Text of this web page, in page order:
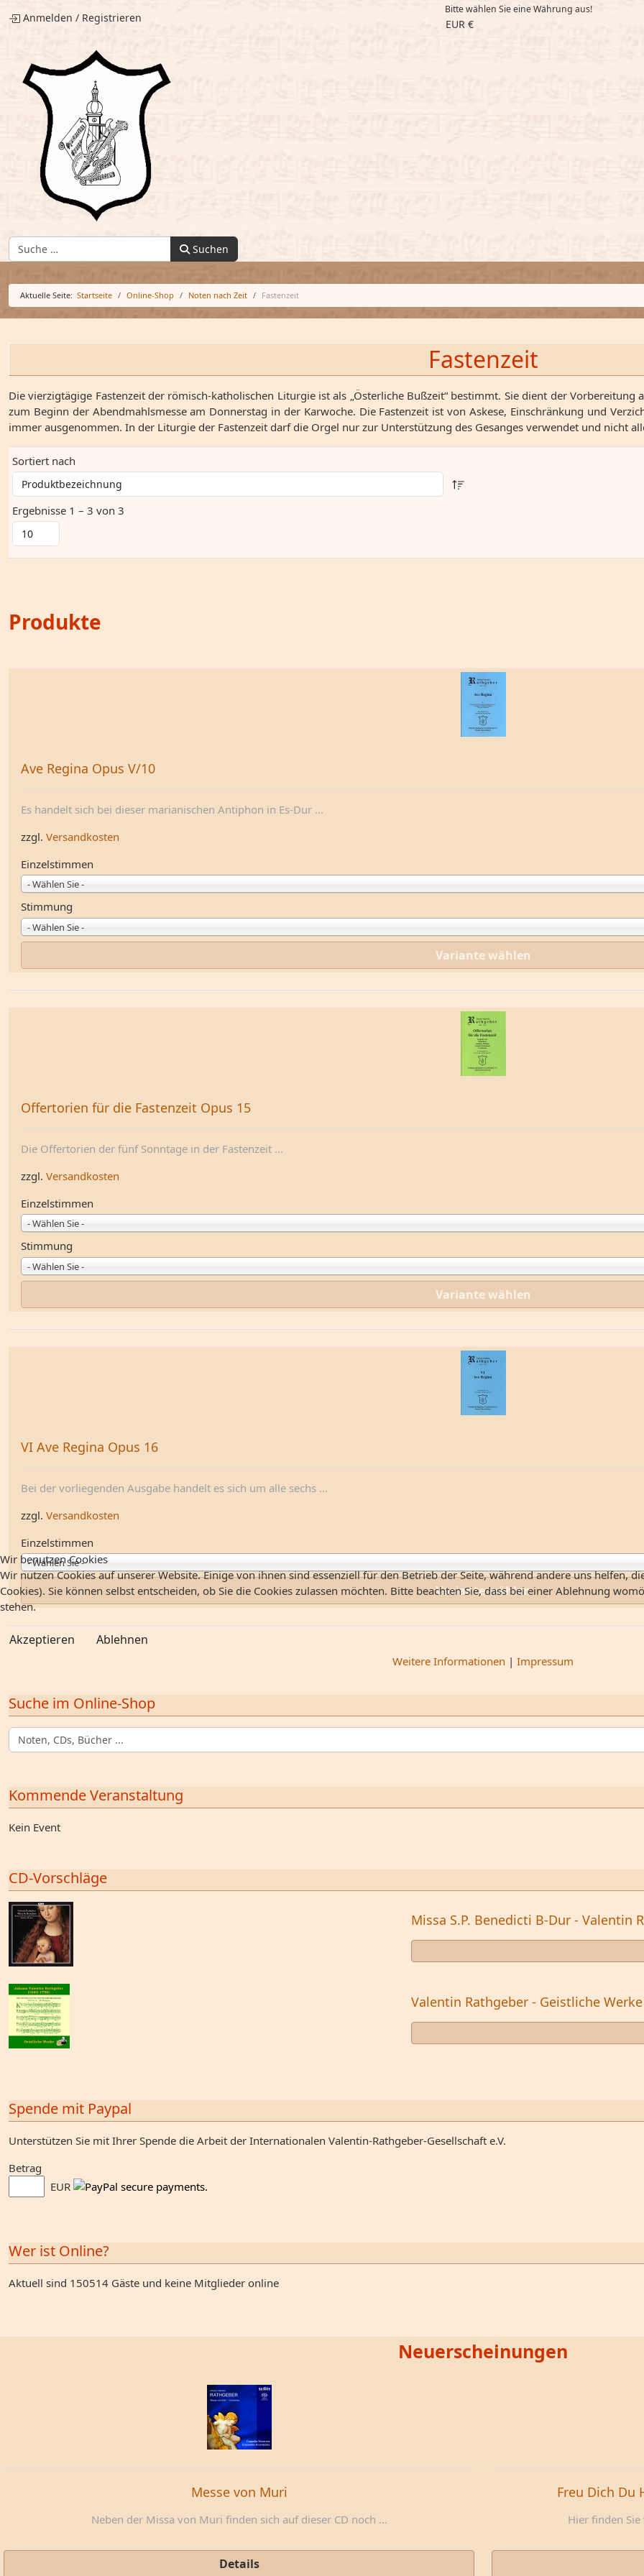
Anmelden / Registrieren
Bitte wählen Sie eine Währung aus!
EUR €
Finden: Suchen
Aktuelle Seite: Startseite Online-Shop Noten nach Zeit Fastenzeit
Fastenzeit
Die vierzigtägige Fastenzeit der römisch-katholischen Liturgie ist als „Österliche Bußzeit“ bestimmt. Sie dient der
zum Beginn der Abendmahlsmesse am Donnerstag in der Karwoche. Die Fastenzeit ist von Askese, Einschränkung und
immer ausgenommen. In der Liturgie der Fastenzeit darf die Orgel nur zur Unterstützung des Gesanges verwendet und nicht
Sortiert nach
Ergebnisse 1 – 3 von 3
Produkte
Ave Regina Opus V/10
Es handelt sich bei dieser marianischen Antiphon in Es-Dur ...
zzgl. Versandkosten
Einzelstimmen
- Wählen Sie -
Stimmung
- Wählen Sie -
Variante wählen
Offertorien für die Fastenzeit Opus 15
Die Offertorien der fünf Sonntage in der Fastenzeit ...
zzgl. Versandkosten
Einzelstimmen
- Wählen Sie -
Stimmung
- Wählen Sie -
Variante wählen
VI Ave Regina Opus 16
Bei der vorliegenden Ausgabe handelt es sich um alle sechs ...
zzgl. Versandkosten
Einzelstimmen
- Wählen Sie -
Variante wählen
Suche im Online-Shop
Kommende Veranstaltung
Kein Event
CD-Vorschläge
Missa S.P. Benedicti B-Dur - Valentin
Valentin Rathgeber - Geistliche Werke
Spende mit Paypal
Unterstützen Sie mit Ihrer Spende die Arbeit der Internationalen Valentin-Rathgeber-Gesellschaft e.V.
Betrag
EUR
Wer ist Online?
Aktuell sind 150514 Gäste und keine Mitglieder online
Neuerscheinungen
Messe von Muri
Neben der Missa von Muri finden sich auf dieser CD noch ...
Details
Freu Dich Du
Hier finden
Wir benutzen Cookies
Wir nutzen Cookies auf unserer Website. Einige von ihnen sind essenziell für den Betrieb der Seite, während andere uns helfen,
Cookies). Sie können selbst entscheiden, ob Sie die Cookies zulassen möchten. Bitte beachten Sie, dass bei einer Ablehnung
stehen.
Akzeptieren Ablehnen
Weitere Informationen | Impressum